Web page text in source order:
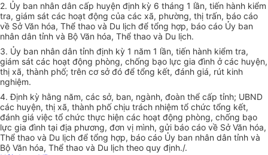
2. Ủy ban nhân dân cấp huyện định kỳ 6 tháng 1 lần, tiến hành kiểm
tra, giám sát các hoạt động của các xã, phường, thị trấn, báo cáo
về Sở Văn hóa, Thể thao và Du lịch để tổng hợp, báo cáo Ủy ban
nhân dân tỉnh và Bộ Văn hóa, Thể thao và Du lịch.
3. Ủy ban nhân dân tỉnh định kỳ 1 năm 1 lần, tiến hành kiểm tra,
giám sát các hoạt động phòng, chống bạo lực gia đình ở các huyện,
thị xã, thành phố; trên cơ sở đó để tổng kết, đánh giá, rút kinh
nghiệm.
4. Định kỳ hằng năm, các sở, ban, ngành, đoàn thể cấp tỉnh; UBND
các huyện, thị xã, thành phố chịu trách nhiệm tổ chức tổng kết,
đánh giá việc tổ chức thực hiện các hoạt động phòng, chống bạo
lực gia đình tại địa phương, đơn vị mình, gửi báo cáo về Sở Văn hóa,
Thể thao và Du lịch để tổng hợp, báo cáo Ủy ban nhân dân tỉnh và
Bộ Văn hóa, Thể thao và Du lịch theo quy định./.